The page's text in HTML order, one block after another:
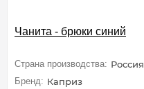
Чанита - брюки синий
Страна производства: Россия
Бренд: Каприз